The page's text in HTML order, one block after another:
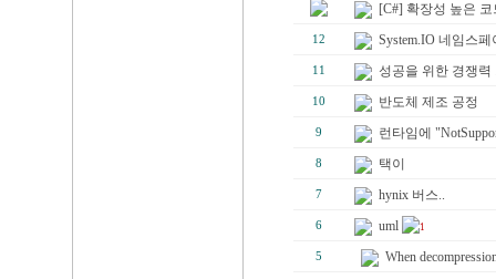
[C#] 확장성 높은
12 System.IO 네임스
11 성공을 위한 경쟁
10 반도체 제조 공정
9 런타임에
8 택이
7 hynix 버스..
6 uml 1
5 When